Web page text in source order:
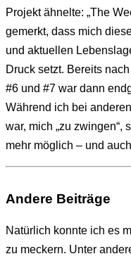
Projekt ähnelte: „The
gemerkt, dass mich
und aktuellen
Druck setzt. Bereits
#6 und #7 war dann
Während ich bei
war, mich „zu zwingen“,
mehr möglich – und
Andere Beiträge
Natürlich konnte ich es
zu meckern. Unter